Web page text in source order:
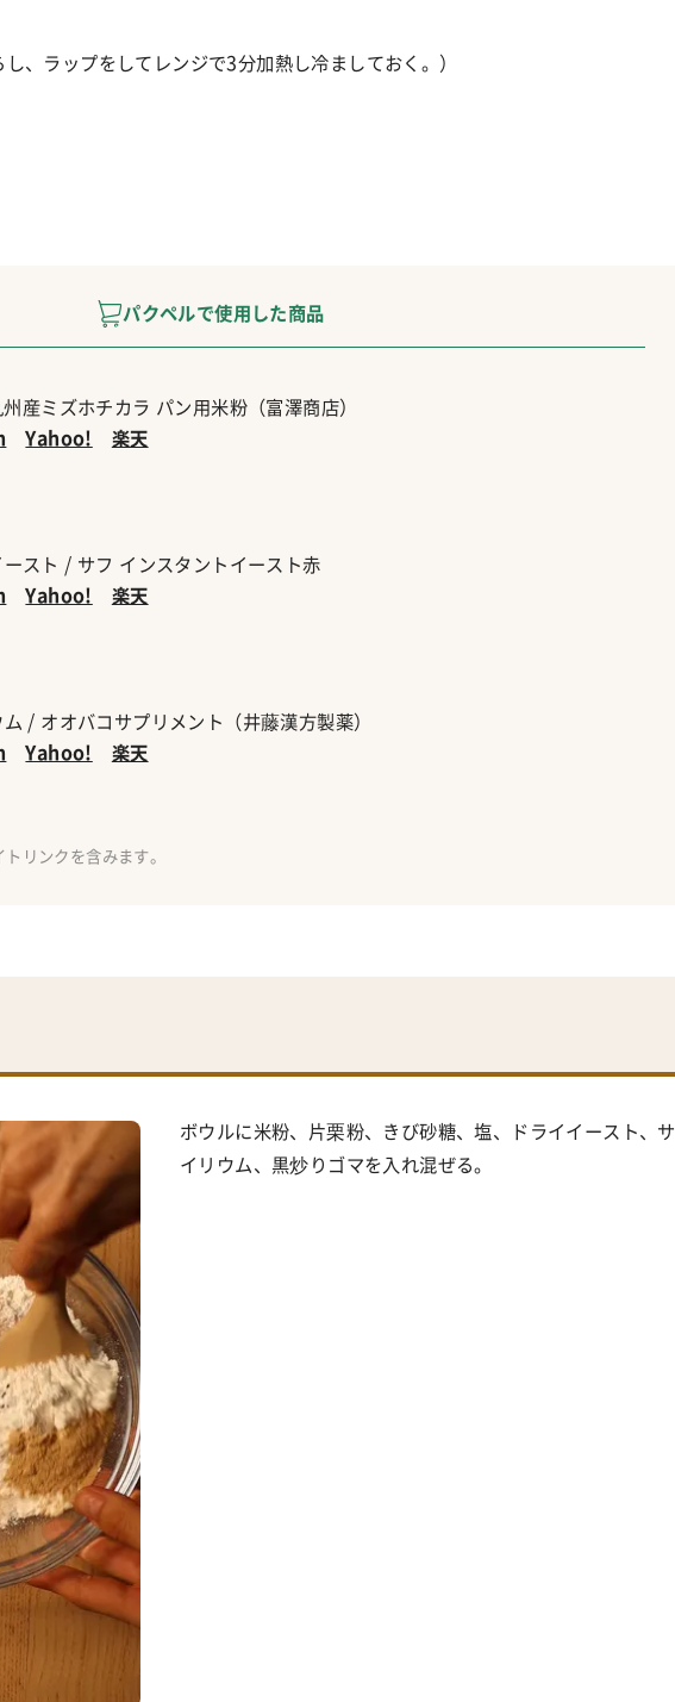
し、ラップをしてレンジで3分加熱し冷ましておく。）
パクペルで使用した商品
産ミズホチカラ パン用米粉（富澤商店）
Yahoo! 楽天
ースト / サフ インスタントイースト赤
Yahoo! 楽天
/ オオバコサプリメント（井藤漢方製薬）
Yahoo! 楽天
ボウルに米粉、片栗粉、きび砂糖、塩、ドライイースト、サ
イリウム、黒炒りゴマを入れ混ぜる。